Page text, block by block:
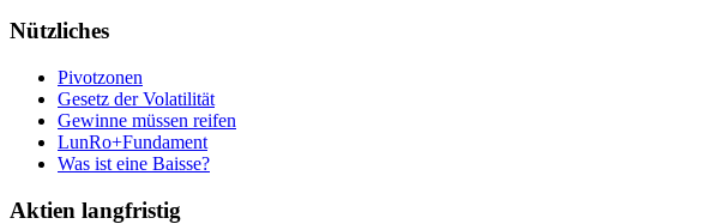
Nützliches
Pivotzonen
Gesetz der Volatilität
Gewinne müssen reifen
LunRo+Fundament
Was ist eine Baisse?
Aktien langfristig